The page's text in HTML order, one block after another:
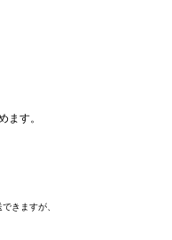
ます。
きますが、